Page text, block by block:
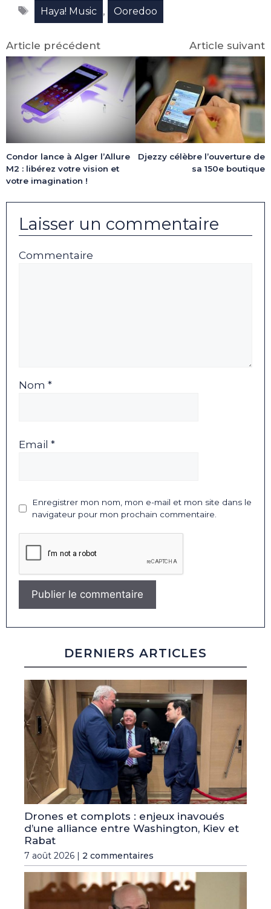
(Twitter)
Étiquettes
Haya! Music , Ooredoo
Article précédent
Condor lance à Alger l’Allure
M2 : libérez votre vision et
votre imagination !
Article suivant
Djezzy célèbre l’ouverture de
sa 150e boutique
Laisser un commentaire
Commentaire
Nom *
Email *
Enregistrer mon nom, mon e-mail et mon site dans le
navigateur pour mon prochain commentaire.
DERNIERS ARTICLES
Drones et complots : enjeux inavoués
d’une alliance entre Washington, Kiev et
Rabat
7 août 2026 | 2 commentaires